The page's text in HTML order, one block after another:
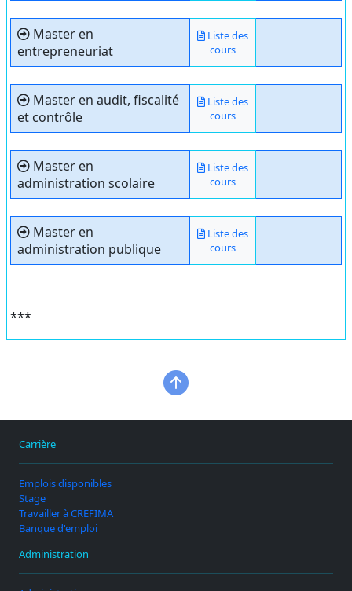
Master en
entrepreneuriat
Liste des
cours
Master en audit, fiscalité
et contrôle
Liste des
cours
Master en
administration scolaire
Liste des
cours
Master en
administration publique
Liste des
cours
***
Carrière
Emplois disponibles
Stage
Travailler à CREFIMA
Banque d'emploi
Administration